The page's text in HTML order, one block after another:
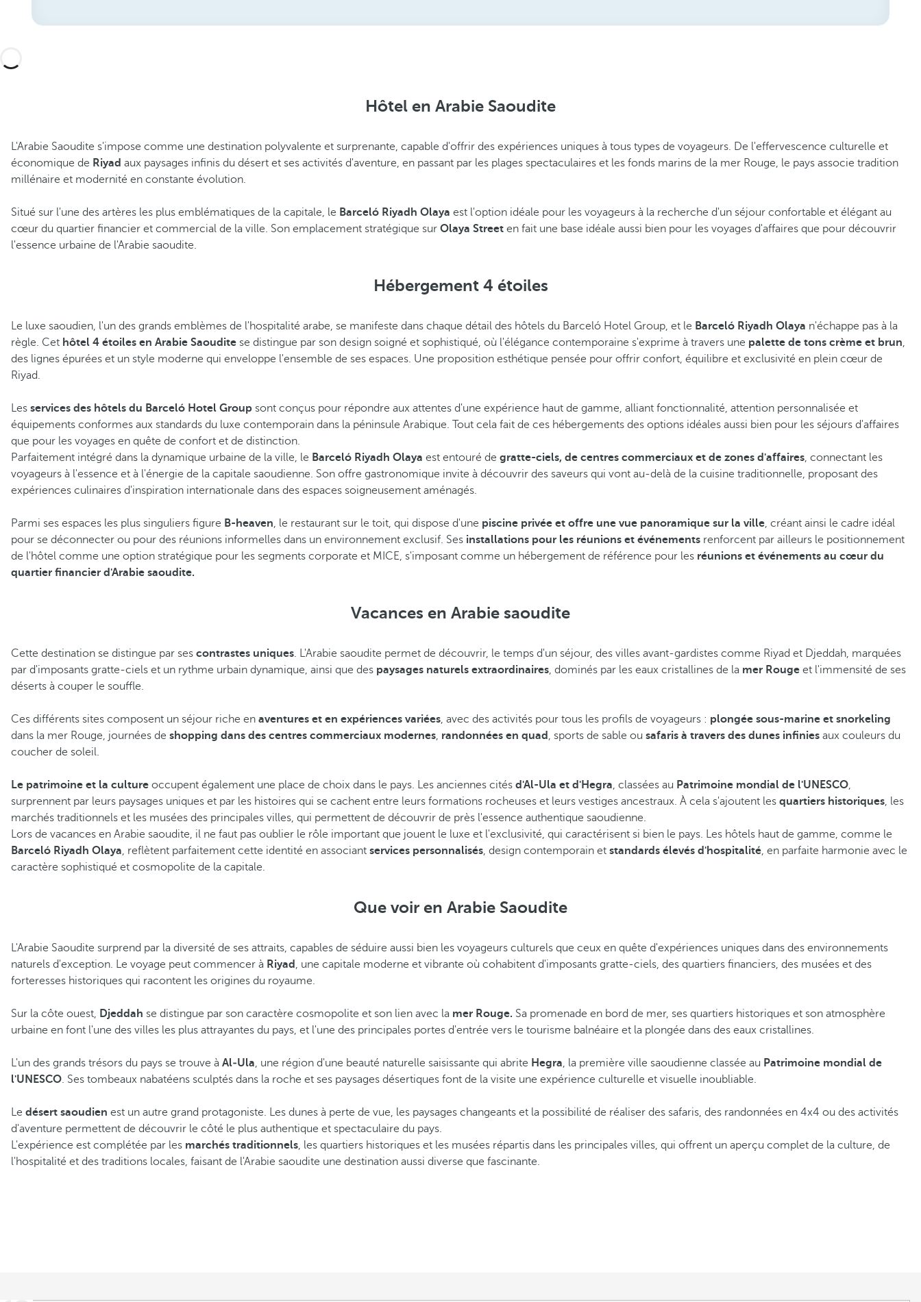
Hôtel en Arabie Saoudite
L'Arabie Saoudite s'impose comme une destination polyvalente et surprenante, capable d'offrir des expériences uniques à tous types de voyageurs. De l'effervescence culturelle et
économique de Riyad aux paysages infinis du désert et ses activités d'aventure, en passant par les plages spectaculaires et les fonds marins de la mer Rouge, le pays associe tradition
millénaire et modernité en constante évolution.
Situé sur l'une des artères les plus emblématiques de la capitale, le Barceló Riyadh Olaya est l'option idéale pour les voyageurs à la recherche d'un séjour confortable et élégant au
cœur du quartier financier et commercial de la ville. Son emplacement stratégique sur Olaya Street en fait une base idéale aussi bien pour les voyages d'affaires que pour découvrir
l'essence urbaine de l'Arabie saoudite.
Hébergement 4 étoiles
Le luxe saoudien, l'un des grands emblèmes de l'hospitalité arabe, se manifeste dans chaque détail des hôtels du Barceló Hotel Group, et le Barceló Riyadh Olaya n'échappe pas à la
règle. Cet hôtel 4 étoiles en Arabie Saoudite se distingue par son design soigné et sophistiqué, où l'élégance contemporaine s'exprime à travers une palette de tons crème et brun,
des lignes épurées et un style moderne qui enveloppe l'ensemble de ses espaces. Une proposition esthétique pensée pour offrir confort, équilibre et exclusivité en plein cœur de
Riyad.
Les services des hôtels du Barceló Hotel Group sont conçus pour répondre aux attentes d'une expérience haut de gamme, alliant fonctionnalité, attention personnalisée et
équipements conformes aux standards du luxe contemporain dans la péninsule Arabique. Tout cela fait de ces hébergements des options idéales aussi bien pour les séjours d'affaires
que pour les voyages en quête de confort et de distinction.
Parfaitement intégré dans la dynamique urbaine de la ville, le Barceló Riyadh Olaya est entouré de gratte-ciels, de centres commerciaux et de zones d'affaires, connectant les
voyageurs à l'essence et à l'énergie de la capitale saoudienne. Son offre gastronomique invite à découvrir des saveurs qui vont au-delà de la cuisine traditionnelle, proposant des
expériences culinaires d'inspiration internationale dans des espaces soigneusement aménagés.
Parmi ses espaces les plus singuliers figure B-heaven, le restaurant sur le toit, qui dispose d'une piscine privée et offre une vue panoramique sur la ville, créant ainsi le cadre idéal
pour se déconnecter ou pour des réunions informelles dans un environnement exclusif. Ses installations pour les réunions et événements renforcent par ailleurs le positionnement
de l'hôtel comme une option stratégique pour les segments corporate et MICE, s'imposant comme un hébergement de référence pour les réunions et événements au cœur du
quartier financier d'Arabie saoudite.
Vacances en Arabie saoudite
Cette destination se distingue par ses contrastes uniques. L'Arabie saoudite permet de découvrir, le temps d'un séjour, des villes avant-gardistes comme Riyad et Djeddah, marquées
par d'imposants gratte-ciels et un rythme urbain dynamique, ainsi que des paysages naturels extraordinaires, dominés par les eaux cristallines de la mer Rouge et l'immensité de ses
déserts à couper le souffle.
Ces différents sites composent un séjour riche en aventures et en expériences variées, avec des activités pour tous les profils de voyageurs : plongée sous-marine et snorkeling
dans la mer Rouge, journées de shopping dans des centres commerciaux modernes, randonnées en quad , sports de sable ou safaris à travers des dunes infinies aux couleurs du
coucher de soleil.
Le patrimoine et la culture occupent également une place de choix dans le pays. Les anciennes cités d'Al-Ula et d'Hegra, classées au Patrimoine mondial de l'UNESCO,
surprennent par leurs paysages uniques et par les histoires qui se cachent entre leurs formations rocheuses et leurs vestiges ancestraux. À cela s'ajoutent les quartiers historiques, les
marchés traditionnels et les musées des principales villes, qui permettent de découvrir de près l'essence authentique saoudienne.
Lors de vacances en Arabie saoudite, il ne faut pas oublier le rôle important que jouent le luxe et l'exclusivité, qui caractérisent si bien le pays. Les hôtels haut de gamme, comme le
Barceló Riyadh Olaya, reflètent parfaitement cette identité en associant services personnalisés, design contemporain et standards élevés d'hospitalité, en parfaite harmonie avec le
caractère sophistiqué et cosmopolite de la capitale.
Que voir en Arabie Saoudite
L'Arabie Saoudite surprend par la diversité de ses attraits, capables de séduire aussi bien les voyageurs culturels que ceux en quête d'expériences uniques dans des environnements
naturels d'exception. Le voyage peut commencer à Riyad , une capitale moderne et vibrante où cohabitent d'imposants gratte-ciels, des quartiers financiers, des musées et des
forteresses historiques qui racontent les origines du royaume.
Sur la côte ouest, Djeddah se distingue par son caractère cosmopolite et son lien avec la mer Rouge. Sa promenade en bord de mer, ses quartiers historiques et son atmosphère
urbaine en font l'une des villes les plus attrayantes du pays, et l'une des principales portes d'entrée vers le tourisme balnéaire et la plongée dans des eaux cristallines.
L'un des grands trésors du pays se trouve à Al‑Ula, une région d'une beauté naturelle saisissante qui abrite Hegra, la première ville saoudienne classée au Patrimoine mondial de
l'UNESCO. Ses tombeaux nabatéens sculptés dans la roche et ses paysages désertiques font de la visite une expérience culturelle et visuelle inoubliable.
Le désert saoudien est un autre grand protagoniste. Les dunes à perte de vue, les paysages changeants et la possibilité de réaliser des safaris, des randonnées en 4x4 ou des activités
d'aventure permettent de découvrir le côté le plus authentique et spectaculaire du pays.
L'expérience est complétée par les marchés traditionnels, les quartiers historiques et les musées répartis dans les principales villes, qui offrent un aperçu complet de la culture, de
l'hospitalité et des traditions locales, faisant de l'Arabie saoudite une destination aussi diverse que fascinante.